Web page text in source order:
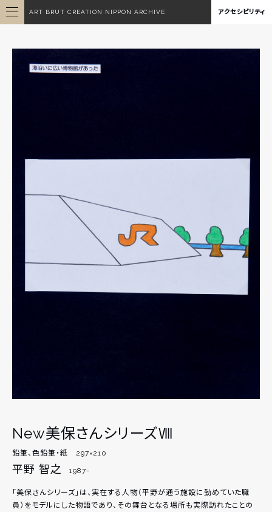
ART BRUT CREATION NIPPON ARCHIVE アクセシビリティ
New美保さんシリーズⅧ
鉛筆、色鉛筆・紙 297×210
平野 智之 1987-
「美保さんシリーズ」は、実在する人物（平野が通う施設に勤めていた職
員）をモデルにした物語であり、その舞台となる場所も実際訪れたことの